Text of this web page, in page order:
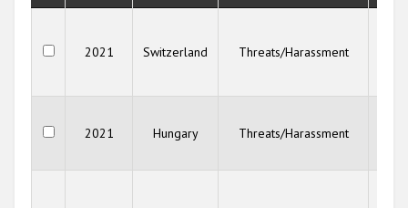
2021 Switzerland Threats/Harassment
2021 Hungary Threats/Harassment